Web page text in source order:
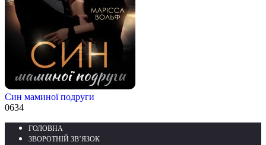
Син маминої подруги
0634
ГОЛОВНА
ЗВОРОТНІЙ ЗВ’ЯЗОК